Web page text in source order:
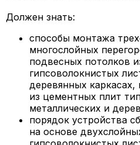
Должен знать:
способы монтажа
многослойных
подвесных потолков
гипсоволокнистых
деревянных
из цементных плит
металлических и
порядок устройства
на основе